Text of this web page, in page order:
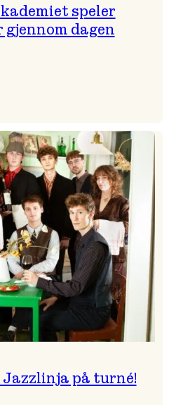
speler
dagen
Jazzlinja på turné!